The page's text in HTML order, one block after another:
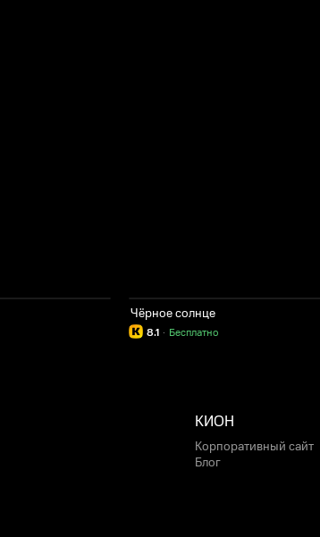
Чёрное солнце
8.1 Бесплатно
·
КИОН
Корпоративный сайт
Блог